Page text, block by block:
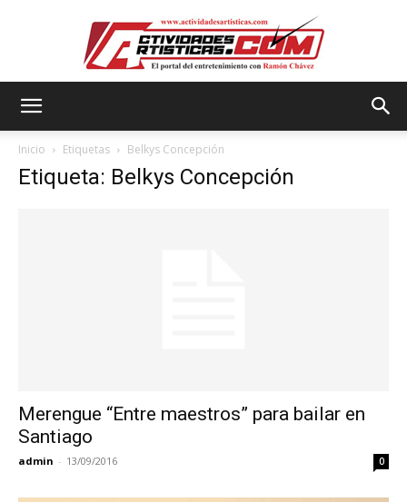
Inicio Etiquetas Belkys Concepción
Etiqueta: Belkys Concepción
Merengue “Entre maestros” para bailar en
Santiago
admin - 13/09/2016 0